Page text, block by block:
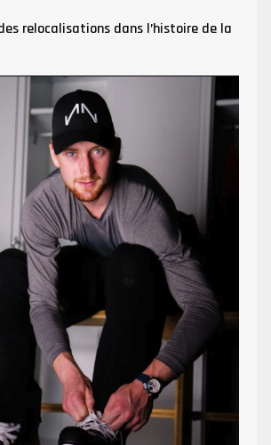
relocalisations dans l’histoire de la